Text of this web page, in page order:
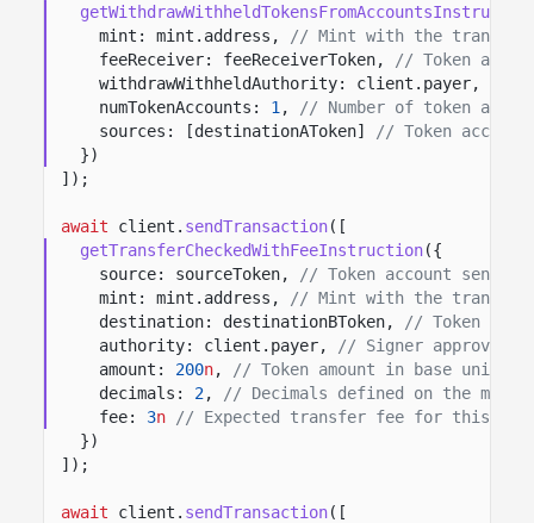
mint: mint.address,
// Mint with the transfer
feeReceiver: feeReceiverToken,
// Token
withdrawWithheldAuthority: client.payer,
numTokenAccounts:
1 ,
// Number of token
sources: [destinationAToken]
// Token
})
]);
await client. sendTransaction([
getTransferCheckedWithFeeInstruction({
source: sourceToken,
// Token account
mint: mint.address,
// Mint with the transfer
destination: destinationBToken,
// Token
authority: client.payer,
// Signer approving
amount:
200n,
// Token amount in base units.
decimals:
2,
// Decimals defined on the mint.
fee:
3n
// Expected transfer fee for this
})
]);
await client. sendTransaction([